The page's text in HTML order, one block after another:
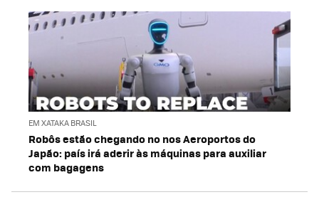
EM XATAKA BRASIL
Robôs estão chegando no nos Aeroportos do
Japão: país irá aderir às máquinas para auxiliar
com bagagens